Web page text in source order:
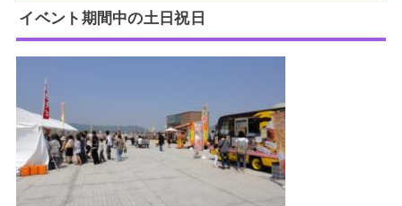
イベント期間中の土日祝日